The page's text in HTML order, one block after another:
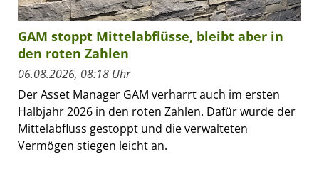
GAM stoppt Mittelabflüsse, bleibt aber in
den roten Zahlen
06.08.2026, 08:18 Uhr
Der Asset Manager GAM verharrt auch im ersten
Halbjahr 2026 in den roten Zahlen. Dafür wurde der
Mittelabfluss gestoppt und die verwalteten
Vermögen stiegen leicht an.